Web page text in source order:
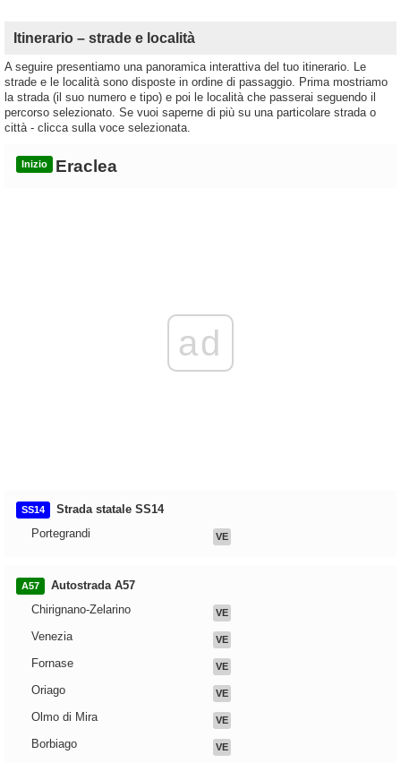
Itinerario – strade e località
A seguire presentiamo una panoramica interattiva del tuo itinerario. Le
strade e le località sono disposte in ordine di passaggio. Prima mostriamo
la strada (il suo numero e tipo) e poi le località che passerai seguendo il
percorso selezionato. Se vuoi saperne di più su una particolare strada o
città - clicca sulla voce selezionata.
Inizio Eraclea
ad
SS14
Strada statale SS14
Portegrandi
VE
A57
Autostrada A57
Chirignano-Zelarino
VE
Venezia VE
Fornase VE
Oriago VE
Olmo di Mira VE
Borbiago VE